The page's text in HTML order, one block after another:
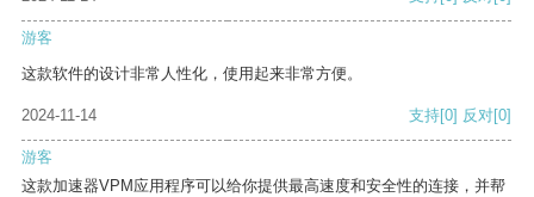
游客
这款软件的设计非常人性化，使用起来非常方便。
2024-11-14 支持[0] 反对[0]
游客
这款加速器VPM应用程序可以给你提供最高速度和安全性的连接，并帮